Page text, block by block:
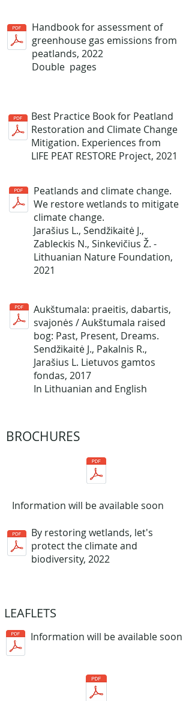
Handbook for assessment of
greenhouse gas emissions from
peatlands, 2022
Double pages
Best Practice Book for Peatland
Restoration and Climate Change
Mitigation. Experiences from
LIFE PEAT RESTORE Project, 2021
Peatlands and climate change.
We restore wetlands to mitigate
climate change.
Jarašius L., Sendžikaitė J.,
Zableckis N., Sinkevičius Ž. -
Lithuanian Nature Foundation,
2021
Aukštumala: praeitis, dabartis,
svajonės / Aukštumala raised
bog: Past, Present, Dreams.
Sendžikaitė J., Pakalnis R.,
Jarašius L. Lietuvos gamtos
fondas, 2017
In Lithuanian and English
BROCHURES
Information will be available soon
By restoring wetlands, let's
protect the climate and
biodiversity, 2022
LEAFLETS
Information will be available soon